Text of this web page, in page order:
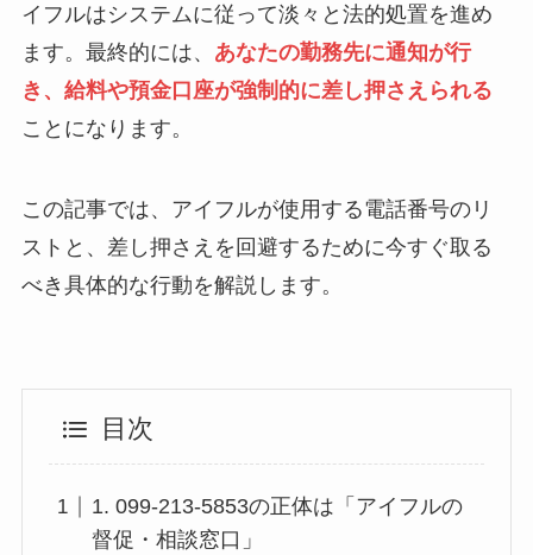
イフルはシステムに従って淡々と法的処置を進め
ます。最終的には、 あなたの勤務先に通知が行
き、給料や預金口座が強制的に差し押さえられる
ことになります。
この記事では、アイフルが使用する電話番号のリ
ストと、差し押さえを回避するために今すぐ取る
べき具体的な行動を解説します。
目次
1. 099-213-5853の正体は「アイフルの
督促・相談窓口」